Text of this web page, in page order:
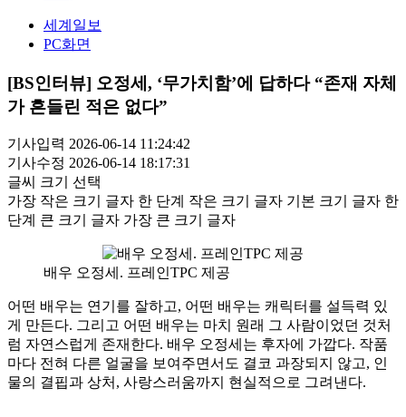
세계일보
PC화면
[BS인터뷰] 오정세, ‘무가치함’에 답하다 “존재 자체
가 흔들린 적은 없다”
기사입력 2026-06-14 11:24:42
기사수정 2026-06-14 18:17:31
글씨 크기 선택
가장 작은 크기 글자 한 단계 작은 크기 글자 기본 크기 글자 한
단계 큰 크기 글자 가장 큰 크기 글자
배우 오정세. 프레인TPC 제공
어떤 배우는 연기를 잘하고, 어떤 배우는 캐릭터를 설득력 있
게 만든다. 그리고 어떤 배우는 마치 원래 그 사람이었던 것처
럼 자연스럽게 존재한다. 배우 오정세는 후자에 가깝다. 작품
마다 전혀 다른 얼굴을 보여주면서도 결코 과장되지 않고, 인
물의 결핍과 상처, 사랑스러움까지 현실적으로 그려낸다.